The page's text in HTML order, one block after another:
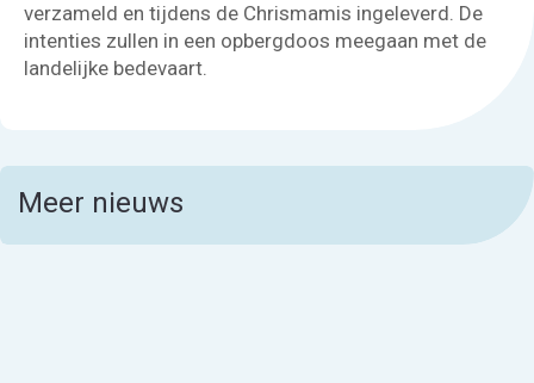
verzameld en tijdens de Chrismamis ingeleverd. De
intenties zullen in een opbergdoos meegaan met de
landelijke bedevaart.
Meer nieuws